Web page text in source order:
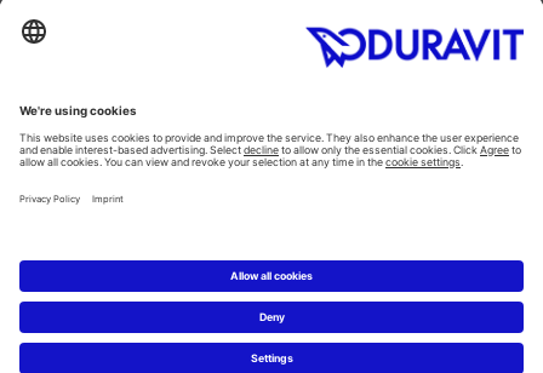
Bad Planung
Materialien im Bad
6 Schritte zu Ihrem Traumbad
Badausstellung finden
Service
Nachhaltigkeit
Job & Karriere
FAQs